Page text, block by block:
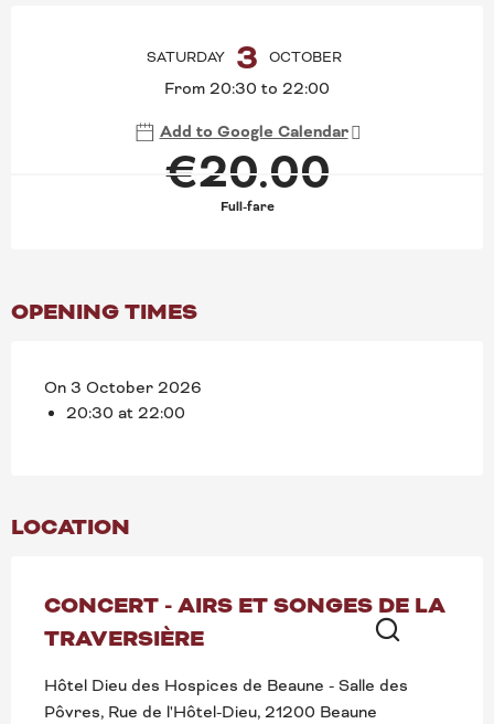
OPENING HOURS &
SATURDAY 3 OCTOBER
From 20:30 to 22:00
Add to Google Calendar
€20.00
Full-fare
OPENING TIMES
On 3 October 2026
20:30 at 22:00
LOCATION
CONCERT - AIRS ET SONGES DE LA
TRAVERSIÈRE
Hôtel Dieu des Hospices de Beaune - Salle des
Pôvres, Rue de l'Hôtel-Dieu, 21200 Beaune